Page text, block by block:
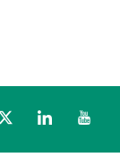
LinkedIn